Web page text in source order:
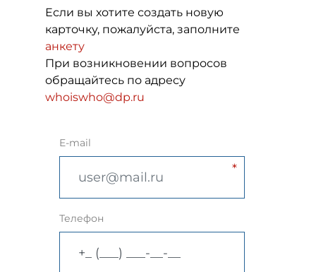
Если вы хотите создать новую
карточку, пожалуйста, заполните
анкету
При возникновении вопросов
обращайтесь по адресу
whoiswho@dp.ru
E-mail
Телефон